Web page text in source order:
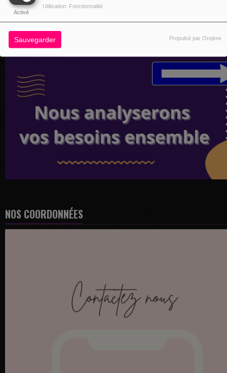
Activé
Utilisation: Fonctionnalité
Sauvegarder Propulsé par Orejime
NOS COORDONNÉES